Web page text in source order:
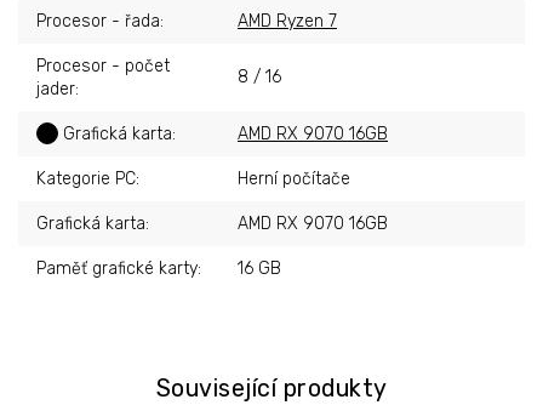
Související produkty
Procesor - řada: AMD Ryzen 7
Procesor - počet
jader:
8 / 16
Grafická karta: AMD RX 9070 16GB
Kategorie PC: Herní počítače
Grafická karta: AMD RX 9070 16GB
Paměť grafické karty: 16 GB